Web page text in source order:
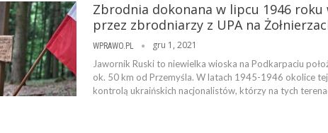
Zbrodnia dokonana w lipcu 1946 roku
przez zbrodniarzy z UPA na
WPRAWO.PL gru 1, 2021
Jawornik Ruski to niewielka wioska na Podkarpaciu
ok. 50 km od Przemyśla. W latach 1945-1946 okolice
kontrolą ukraińskich nacjonalistów, którzy na tych